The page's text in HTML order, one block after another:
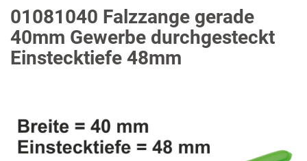
01081040 Falzzange gerade
40mm Gewerbe durchgesteckt
Einstecktiefe 48mm